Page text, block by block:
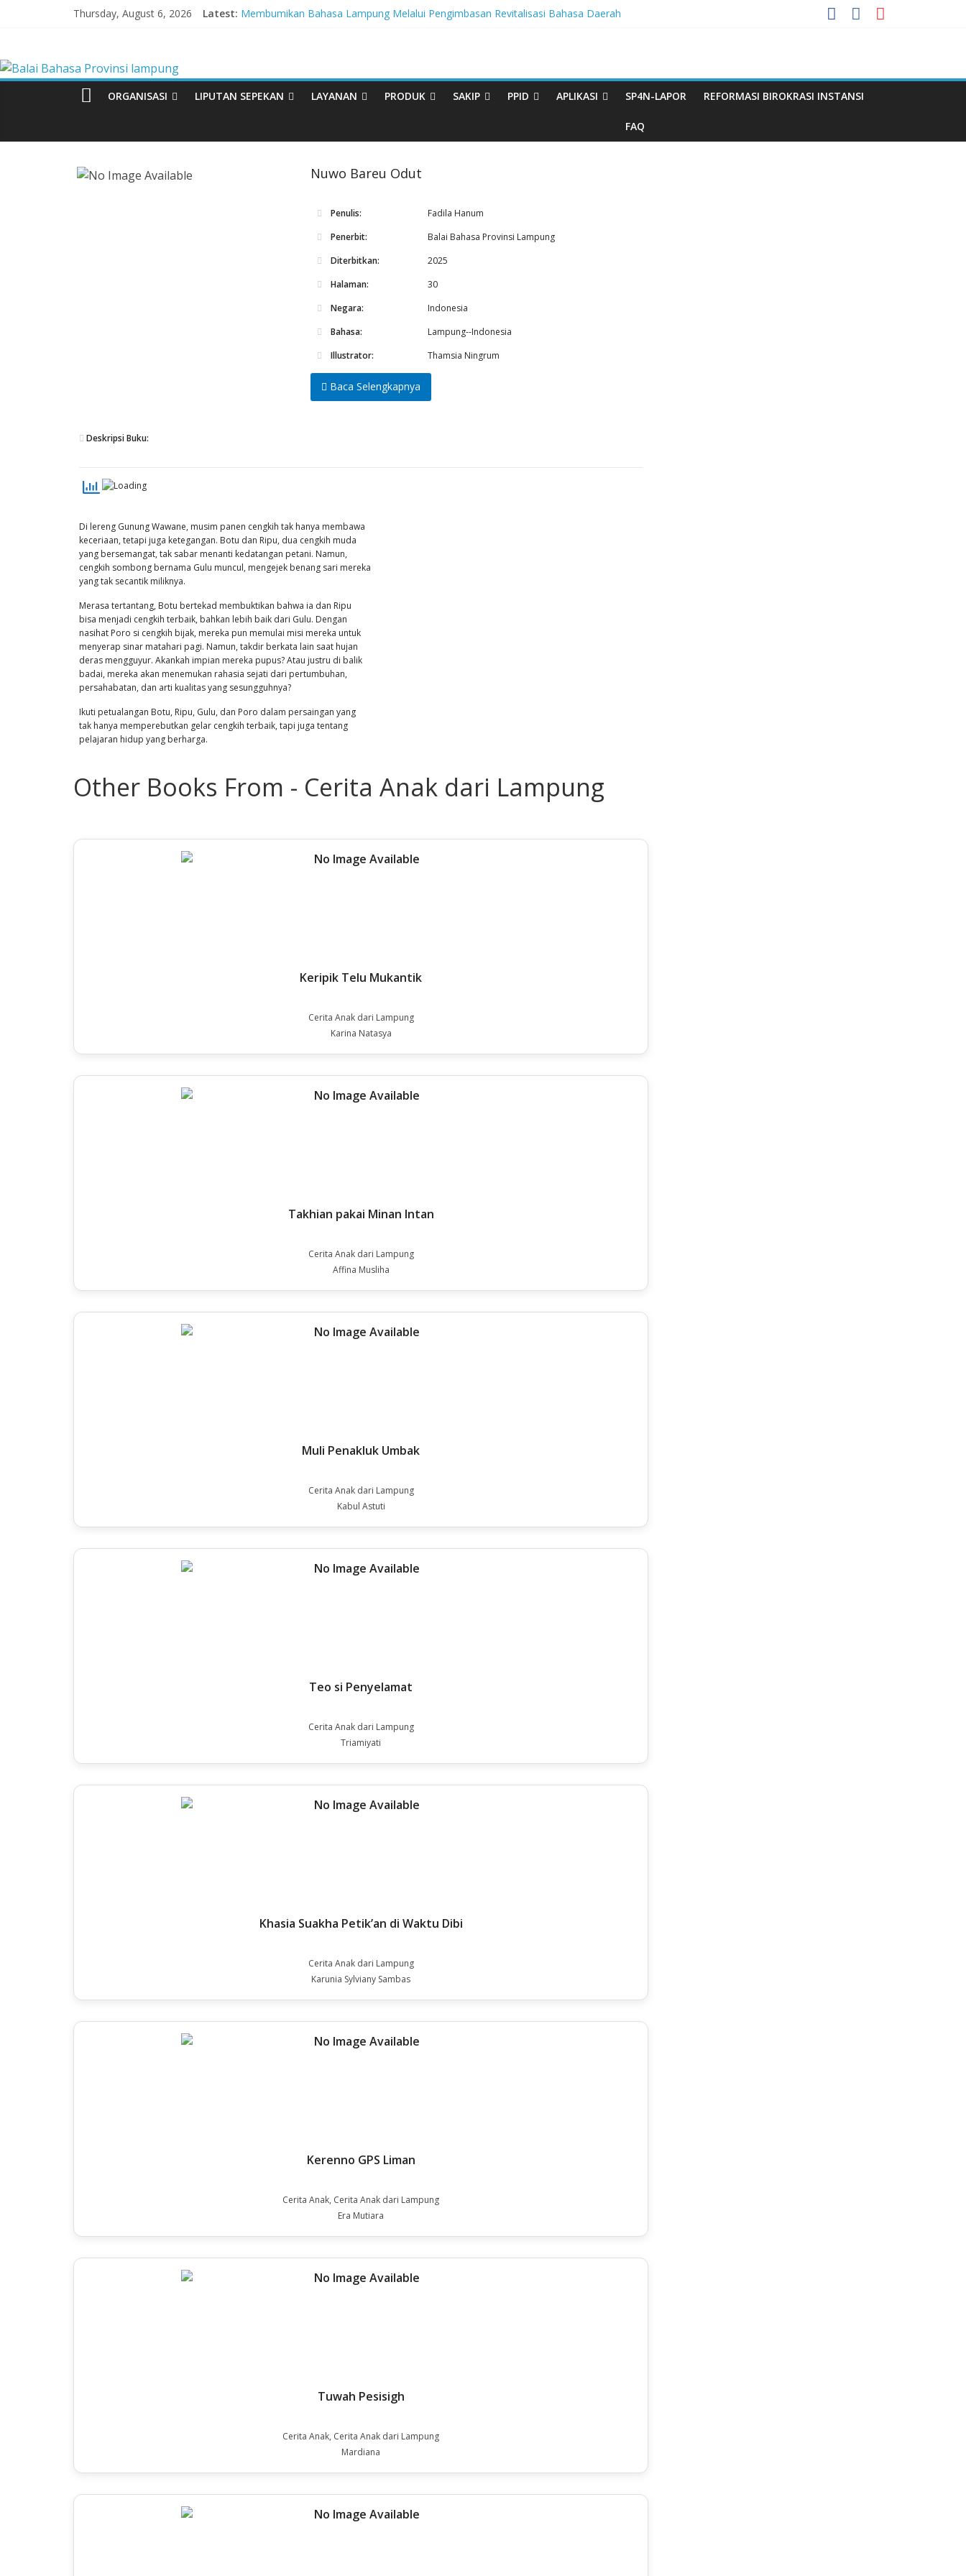
Thursday, August 6, 2026 Latest: Membumikan Bahasa Lampung Melalui Pengimbasan Revitalisasi Bahasa Daerah
Babak Final Festival Musikalisasi Puisi Kembali Digelar
Balai
Bahasa
Provinsi
lampung
ORGANISASI LIPUTAN SEPEKAN LAYANAN PRODUK SAKIP PPID APLIKASI SP4N-LAPOR REFORMASI BIROKRASI INSTANSI
FAQ
Nuwo Bareu Odut
Penulis:
Fadila Hanum
Penerbit:
Balai Bahasa Provinsi Lampung
Diterbitkan:
2025
Halaman:
30
Negara:
Indonesia
Bahasa:
Lampung--Indonesia
Illustrator:
Thamsia Ningrum
Baca Selengkapnya
Deskripsi Buku:
Di lereng Gunung Wawane, musim panen cengkih tak hanya membawa
keceriaan, tetapi juga ketegangan. Botu dan Ripu, dua cengkih muda
yang bersemangat, tak sabar menanti kedatangan petani. Namun,
cengkih sombong bernama Gulu muncul, mengejek benang sari mereka
yang tak secantik miliknya.
Merasa tertantang, Botu bertekad membuktikan bahwa ia dan Ripu
bisa menjadi cengkih terbaik, bahkan lebih baik dari Gulu. Dengan
nasihat Poro si cengkih bijak, mereka pun memulai misi mereka untuk
menyerap sinar matahari pagi. Namun, takdir berkata lain saat hujan
deras mengguyur. Akankah impian mereka pupus? Atau justru di balik
badai, mereka akan menemukan rahasia sejati dari pertumbuhan,
persahabatan, dan arti kualitas yang sesungguhnya?
Ikuti petualangan Botu, Ripu, Gulu, dan Poro dalam persaingan yang
tak hanya memperebutkan gelar cengkih terbaik, tapi juga tentang
pelajaran hidup yang berharga.
Other Books From - Cerita Anak dari Lampung
Keripik Telu Mukantik
Cerita Anak dari Lampung
Karina Natasya
Takhian pakai Minan Intan
Cerita Anak dari Lampung
Affina Musliha
Muli Penakluk Umbak
Cerita Anak dari Lampung
Kabul Astuti
Teo si Penyelamat
Cerita Anak dari Lampung
Triamiyati
Khasia Suakha Petik’an di Waktu Dibi
Cerita Anak dari Lampung
Karunia Sylviany Sambas
Kerenno GPS Liman
Cerita Anak, Cerita Anak dari Lampung
Era Mutiara
Tuwah Pesisigh
Cerita Anak, Cerita Anak dari Lampung
Mardiana